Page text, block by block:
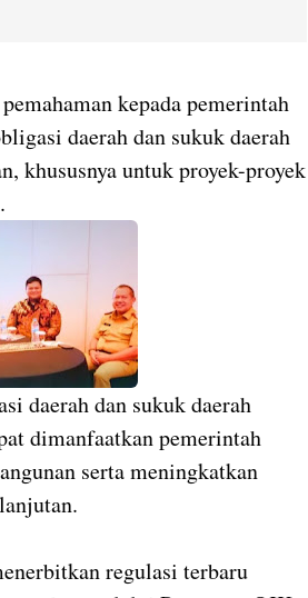
kepada pemerintah
daerah dan sukuk daerah
khususnya untuk proyek-proyek
daerah dan sukuk daerah
dimanfaatkan pemerintah
serta meningkatkan
regulasi terbaru